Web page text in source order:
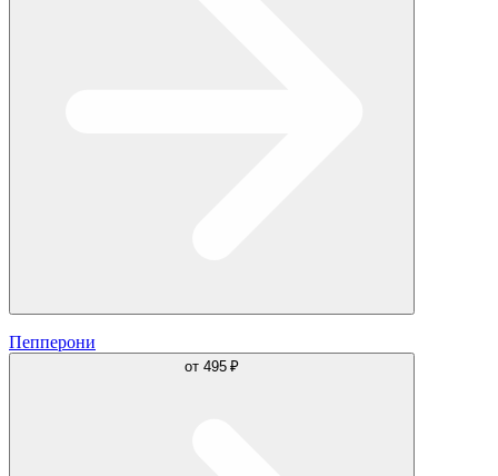
Пепперони
от 495 ₽